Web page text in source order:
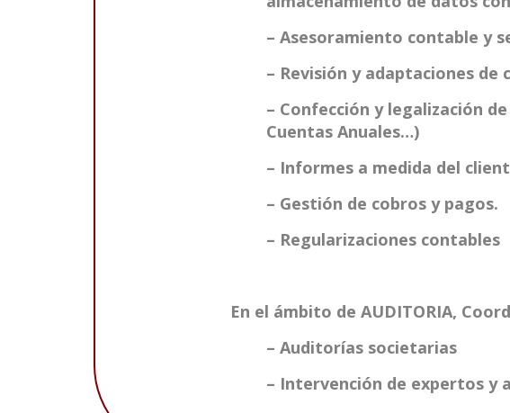
– Asesoramiento contable y
– Revisión y adaptaciones
– Confección y legalización
Cuentas Anuales…)
– Informes a medida del
– Gestión de cobros y pagos.
– Regularizaciones contables
En el ámbito de AUDITORIA,
– Auditorías societarias
– Intervención de expertos y